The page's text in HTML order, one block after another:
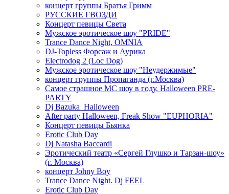
концерт группы Братья Гримм
РУССКИЕ ГВОЗДИ
Концерт певицы Света
Мужское эротическое шоу "PRIDE"
Trance Dance Night, OMNIA
DJ-Topless Форсаж и Аурика
Electrodog 2 (Loc Dog)
Мужское эротическое шоу "Неудержимые"
концерт группы Пропаганда (г.Москва)
Самое страшное МС шоу в году. Halloween PRE-
PARTY
Dj Bazuka_Halloween
After party Halloween, Freak Show "EUPHORIA"
Концерт певицы Бьянка
Erotic Club Day
Dj Natasha Baccardi
Эротический театр «Сергей Глушко и Тарзан-шоу»
(г. Москва)
концерт Johny Boy
Trance Dance Night. Dj FEEL
Erotic Club Day